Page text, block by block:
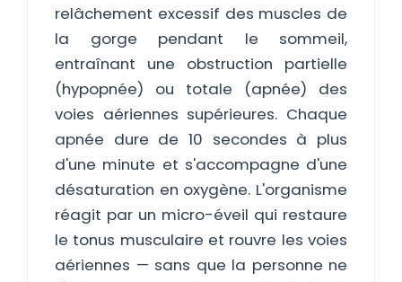
relâchement excessif des muscles de
la gorge pendant le sommeil,
entraînant une obstruction partielle
(hypopnée) ou totale (apnée) des
voies aériennes supérieures. Chaque
apnée dure de 10 secondes à plus
d'une minute et s'accompagne d'une
désaturation en oxygène. L'organisme
réagit par un micro-éveil qui restaure
le tonus musculaire et rouvre les voies
aériennes — sans que la personne ne